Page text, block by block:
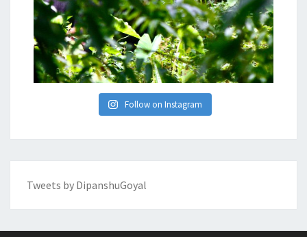
Follow on Instagram
Tweets by DipanshuGoyal